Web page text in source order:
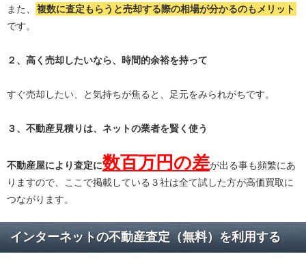
また、 複数に査定もらうと売却する際の相場が分かるのもメリット
です。
２、高く売却したいなら、時間的余裕を持って
すぐ売却したい、と気持ちが焦ると、足元をみられがちです。
３、不動産見積りは、ネットの業者を賢く使う
不動産屋により査定に数百万円の差が出る事も頻繁にあ
りますので、ここで掲載している３社は全て試した方が高価買取に
つながります。
インターネットの不動産査定（無料）を利用する